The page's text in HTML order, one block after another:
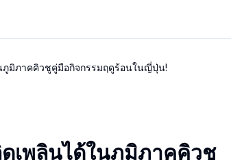
ภูมิภาคคิวชูคู่มือกิจกรรมฤดูร้อนในญี่ปุ่น!
เพลินได้ในภูมิภาคคิวชู